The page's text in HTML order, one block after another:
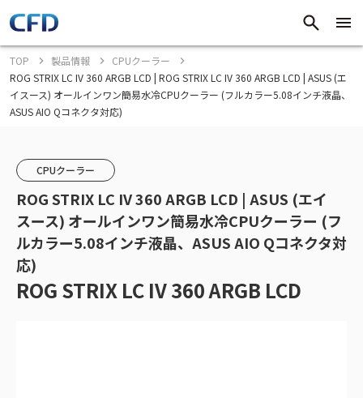
TOP 製品情報
CPUクーラー
ROG STRIX LC IV 360 ARGB LCD | ROG STRIX LC IV 360 ARGB LCD | ASUS (エ
イスース) オールインワン簡易水冷CPUクーラー (フルカラー5.08インチ液晶、
ASUS AIO Qコネクタ対応)
CPUクーラー
ROG STRIX LC IV 360 ARGB LCD | ASUS (エイ
スース) オールインワン簡易水冷CPUクーラー (フ
ルカラー5.08インチ液晶、ASUS AIO Qコネクタ対
応)
ROG STRIX LC IV 360 ARGB LCD